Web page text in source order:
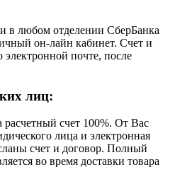
любом отделении СберБанка
он-лайн кабинет. Счет и
электронной почте, после
лиц:
счет 100%. От Вас
лица и электронная
счет и договор. Полный
во время доставки товара